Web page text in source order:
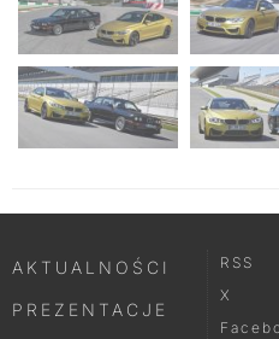
AKTUALNOŚCI
PREZENTACJE
RSS
X